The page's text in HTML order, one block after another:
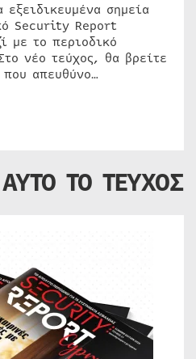
σημεία
Security Report
με το περιοδικό
νέο τεύχος, θα βρείτε
που απευθύνο…
ΤΟ ΤΕΥΧΟΣ